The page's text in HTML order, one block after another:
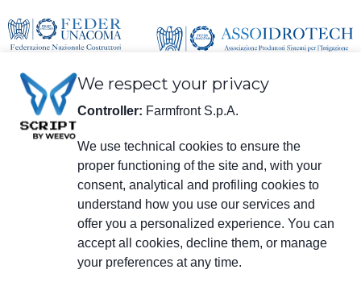
Informations légales
Farmfront S.p.A.
Usine et Siège social: Via S. Eusebio 7, 41014 Castelvetro di Modena (MO) -
C.F., TVA, Numéro Inscription C.C.I.A.A. de Modena 01294030364 - PEC:
farmfrontspa@legalmail.it
We respect your privacy
Controller: Farmfront S.p.A.
We use technical cookies to ensure the
proper functioning of the site and, with your
consent, analytical and profiling cookies to
understand how you use our services and
offer you a personalized experience. You can
accept all cookies, decline them, or manage
your preferences at any time.